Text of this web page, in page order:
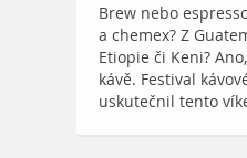
Brew nebo
a chemex? Z
Etiopie či Keni?
kávě. Festival
uskutečnil tento